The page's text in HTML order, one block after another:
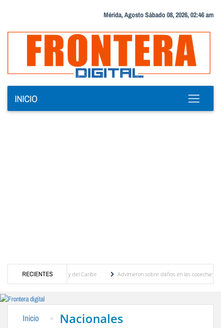
Mérida, Agosto Sábado 08, 2026, 02:46 am
INICIO
RECIENTES
Centroamericanos y del Caribe
Advirtieron sobre daños en las cosechas de los
Inicio Nacionales